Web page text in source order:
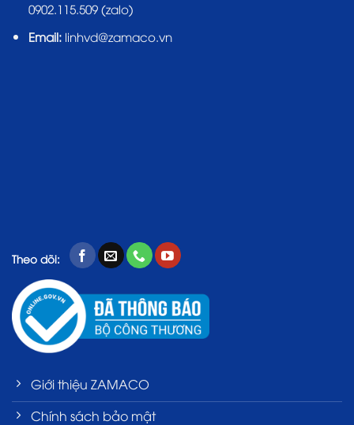
0902.115.509 (zalo)
Email:linhvd@zamaco.vn
Theo dõi:
Giới thiệu ZAMACO
Chính sách bảo mật